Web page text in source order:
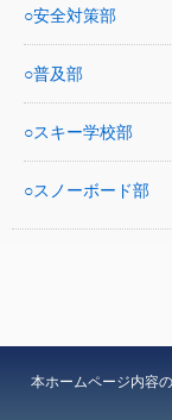
安全対策部
普及部
スキー学校部
スノーボード部
本ホームページ内容